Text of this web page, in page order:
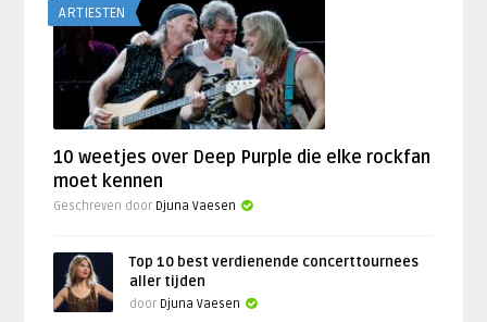
ARTIESTEN
10 weetjes over Deep Purple die elke rockfan
moet kennen
Geschreven door Djuna Vaesen
Top 10 best verdienende concerttournees
aller tijden
door Djuna Vaesen